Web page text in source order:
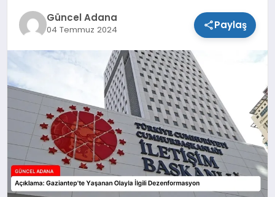
Güncel Adana
04 Temmuz 2024 Paylaş